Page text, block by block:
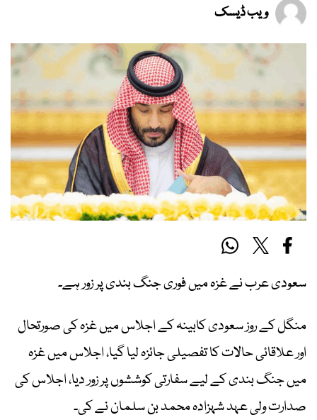
ویب ڈیسک
سعودی عرب نے غزہ میں فوری جنگ بندی پر زور ہے۔
منگل کے روز سعودی کابینہ کے اجلاس میں غزہ کی صورتحال
اور علاقائی حالات کا تفصیلی جائزہ لیا گیا، اجلاس میں غزہ
میں جنگ بندی کے لیے سفارتی کوششوں پر زور دیا، اجلاس کی
صدارت ولی عہد شہزادہ محمد بن سلمان نے کی۔